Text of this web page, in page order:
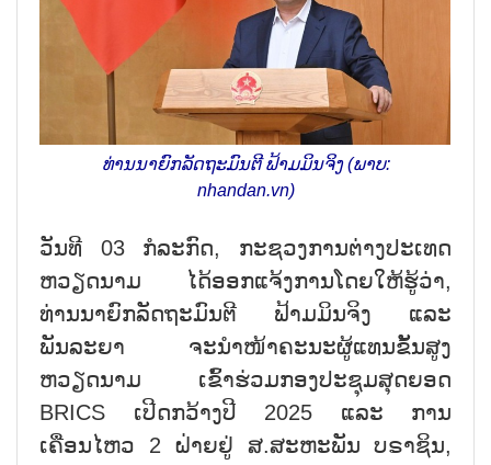
ທ່ານນາຍົກລັດຖະມົນຕີ ຟ້າມມິນຈິງ (ພາບ:
nhandan.vn)
ວັນທີ 03 ກໍລະກົດ, ກະຊວງການຕ່າງປະເທດ
ຫວຽດນາມ ໄດ້ອອກແຈ້ງການໂດຍໃຫ້ຮູ້ວ່າ,
ທ່ານນາຍົກລັດຖະມົນຕີ ຟ້າມມິນຈິງ ແລະ
ພັນລະຍາ ຈະນຳໜ້າຄະນະຜູ້ແທນຂັ້ນສູງ
ຫວຽດນາມ ເຂົ້າຮ່ວມກອງປະຊຸມສຸດຍອດ
BRICS ເປີດກວ້າງປີ 2025 ແລະ ການ
ເຄື່ອນໄຫວ 2 ຝ່າຍຢູ່ ສ.ສະຫະພັນ ບຣາຊິນ,